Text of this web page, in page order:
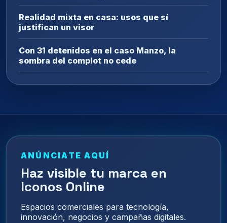
Realidad mixta en casa: usos que sí
justifican un visor
Con 31 detenidos en el caso Manzo, la
sombra del complot no cede
ANÚNCIATE AQUÍ
Haz visible tu marca en
Iconos Online
Espacios comerciales para tecnología,
innovación, negocios y campañas digitales.